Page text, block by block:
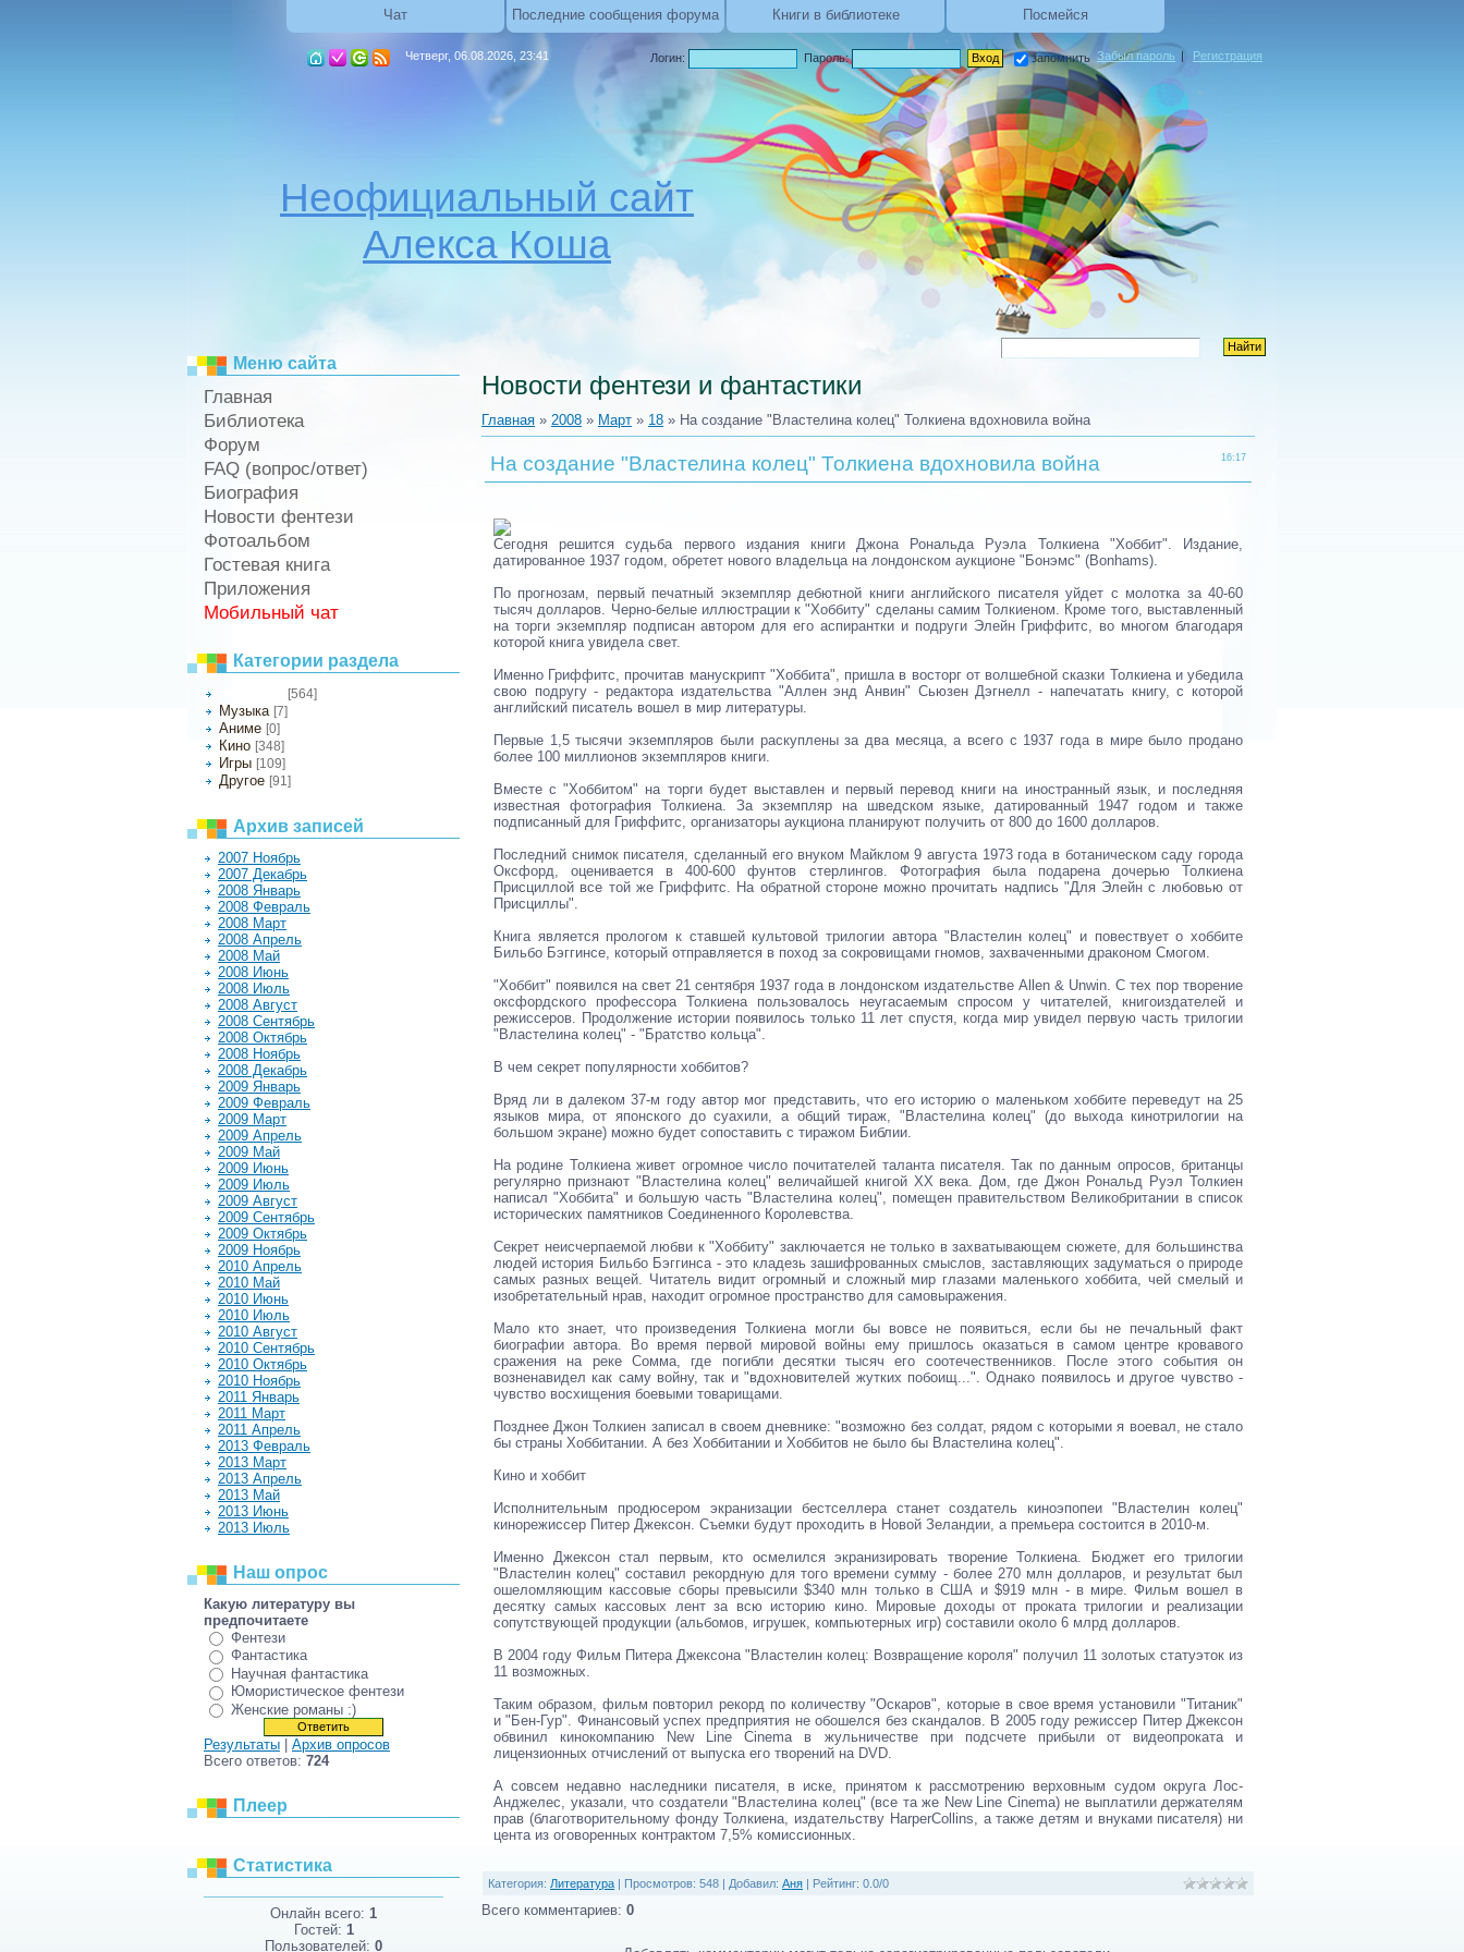
Чат Последние сообщения форума Книги в библиотеке Посмейся
Четверг, 06.08.2026, 23:41
Неофициальный сайт
Алекса Коша
Логин: Пароль: запомнить Забыл пароль | Регистрация
Меню сайта
Главная
Библиотека
Форум
FAQ (вопрос/ответ)
Биография
Новости фентези
Фотоальбом
Гостевая книга
Приложения
Мобильный чат
Категории раздела
[564]
Музыка [7]
Аниме [0]
Кино [348]
Игры [109]
Другое [91]
Архив записей
2007 Ноябрь
2007 Декабрь
2008 Январь
2008 Февраль
2008 Март
2008 Апрель
2008 Май
2008 Июнь
2008 Июль
2008 Август
2008 Сентябрь
2008 Октябрь
2008 Ноябрь
2008 Декабрь
2009 Январь
2009 Февраль
2009 Март
2009 Апрель
2009 Май
2009 Июнь
2009 Июль
2009 Август
2009 Сентябрь
2009 Октябрь
2009 Ноябрь
2010 Апрель
2010 Май
2010 Июнь
2010 Июль
2010 Август
2010 Сентябрь
2010 Октябрь
2010 Ноябрь
2011 Январь
2011 Март
2011 Апрель
2013 Февраль
2013 Март
2013 Апрель
2013 Май
2013 Июнь
2013 Июль
Наш опрос
Какую литературу вы
предпочитаете
Фентези
Фантастика
Научная фантастика
Юмористическое фентези
Женские романы :)
Результаты
Архив опросов
Всего ответов: 724
Плеер
Статистика
Онлайн всего: 1
Гостей: 1
Пользователей: 0
Новости фентези и фантастики
Главная » 2008 » Март » 18 » На создание "Властелина колец" Толкиена вдохновила война
16:17
На создание "Властелина колец" Толкиена вдохновила война
Сегодня решится судьба первого издания книги Джона Рональда Руэла Толкиена "Хоббит". Издание,
датированное 1937 годом, обретет нового владельца на лондонском аукционе "Бонэмс" (Bonhams).
По прогнозам, первый печатный экземпляр дебютной книги английского писателя уйдет с молотка за 40-60
тысяч долларов. Черно-белые иллюстрации к "Хоббиту" сделаны самим Толкиеном. Кроме того, выставленный
на торги экземпляр подписан автором для его аспирантки и подруги Элейн Гриффитс, во многом благодаря
которой книга увидела свет.
Именно Гриффитс, прочитав манускрипт "Хоббита", пришла в восторг от волшебной сказки Толкиена и убедила
свою подругу - редактора издательства "Аллен энд Анвин" Сьюзен Дэгнелл - напечатать книгу, с которой
английский писатель вошел в мир литературы.
Первые 1,5 тысячи экземпляров были раскуплены за два месяца, а всего с 1937 года в мире было продано
более 100 миллионов экземпляров книги.
Вместе с "Хоббитом" на торги будет выставлен и первый перевод книги на иностранный язык, и последняя
известная фотография Толкиена. За экземпляр на шведском языке, датированный 1947 годом и также
подписанный для Гриффитс, организаторы аукциона планируют получить от 800 до 1600 долларов.
Последний снимок писателя, сделанный его внуком Майклом 9 августа 1973 года в ботаническом саду города
Оксфорд, оценивается в 400-600 фунтов стерлингов. Фотография была подарена дочерью Толкиена
Присциллой все той же Гриффитс. На обратной стороне можно прочитать надпись "Для Элейн с любовью от
Присциллы".
Книга является прологом к ставшей культовой трилогии автора "Властелин колец" и повествует о хоббите
Бильбо Бэггинсе, который отправляется в поход за сокровищами гномов, захваченными драконом Смогом.
"Хоббит" появился на свет 21 сентября 1937 года в лондонском издательстве Allen & Unwin. С тех пор творение
оксфордского профессора Толкиена пользовалось неугасаемым спросом у читателей, книгоиздателей и
режиссеров. Продолжение истории появилось только 11 лет спустя, когда мир увидел первую часть трилогии
"Властелина колец" - "Братство кольца".
В чем секрет популярности хоббитов?
Вряд ли в далеком 37-м году автор мог представить, что его историю о маленьком хоббите переведут на 25
языков мира, от японского до суахили, а общий тираж, "Властелина колец" (до выхода кинотрилогии на
большом экране) можно будет сопоставить с тиражом Библии.
На родине Толкиена живет огромное число почитателей таланта писателя. Так по данным опросов, британцы
регулярно признают "Властелина колец" величайшей книгой XX века. Дом, где Джон Рональд Руэл Толкиен
написал "Хоббита" и большую часть "Властелина колец", помещен правительством Великобритании в список
исторических памятников Соединенного Королевства.
Секрет неисчерпаемой любви к "Хоббиту" заключается не только в захватывающем сюжете, для большинства
людей история Бильбо Бэггинса - это кладезь зашифрованных смыслов, заставляющих задуматься о природе
самых разных вещей. Читатель видит огромный и сложный мир глазами маленького хоббита, чей смелый и
изобретательный нрав, находит огромное пространство для самовыражения.
Мало кто знает, что произведения Толкиена могли бы вовсе не появиться, если бы не печальный факт
биографии автора. Во время первой мировой войны ему пришлось оказаться в самом центре кровавого
сражения на реке Сомма, где погибли десятки тысяч его соотечественников. После этого события он
возненавидел как саму войну, так и "вдохновителей жутких побоищ...". Однако появилось и другое чувство -
чувство восхищения боевыми товарищами.
Позднее Джон Толкиен записал в своем дневнике: "возможно без солдат, рядом с которыми я воевал, не стало
бы страны Хоббитании. А без Хоббитании и Хоббитов не было бы Властелина колец".
Кино и хоббит
Исполнительным продюсером экранизации бестселлера станет создатель киноэпопеи "Властелин колец"
кинорежиссер Питер Джексон. Съемки будут проходить в Новой Зеландии, а премьера состоится в 2010-м.
Именно Джексон стал первым, кто осмелился экранизировать творение Толкиена. Бюджет его трилогии
"Властелин колец" составил рекордную для того времени сумму - более 270 млн долларов, и результат был
ошеломляющим кассовые сборы превысили $340 млн только в США и $919 млн - в мире. Фильм вошел в
десятку самых кассовых лент за всю историю кино. Мировые доходы от проката трилогии и реализации
сопутствующей продукции (альбомов, игрушек, компьютерных игр) составили около 6 млрд долларов.
В 2004 году Фильм Питера Джексона "Властелин колец: Возвращение короля" получил 11 золотых статуэток из
11 возможных.
Таким образом, фильм повторил рекорд по количеству "Оскаров", которые в свое время установили "Титаник"
и "Бен-Гур". Финансовый успех предприятия не обошелся без скандалов. В 2005 году режиссер Питер Джексон
обвинил кинокомпанию New Line Cinema в жульничестве при подсчете прибыли от видеопроката и
лицензионных отчислений от выпуска его творений на DVD.
А совсем недавно наследники писателя, в иске, принятом к рассмотрению верховным судом округа Лос-
Анджелес, указали, что создатели "Властелина колец" (все та же New Line Cinema) не выплатили держателям
прав (благотворительному фонду Толкиена, издательству HarperCollins, а также детям и внуками писателя) ни
цента из оговоренных контрактом 7,5% комиссионных.
Категория: Литература Просмотров: 548 | Добавил: Аня Рейтинг: 0.0/0
Всего комментариев: 0